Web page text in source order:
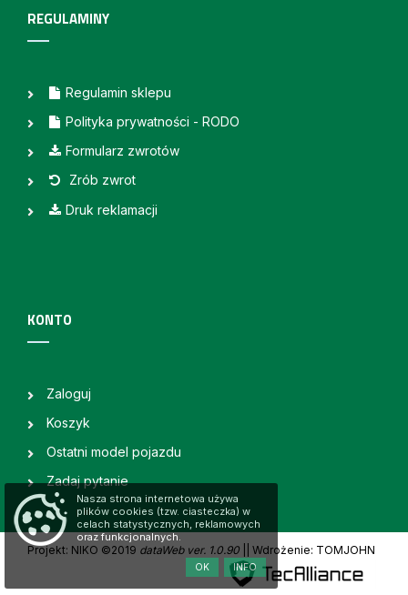
REGULAMINY
Regulamin sklepu
Polityka prywatności - RODO
Formularz zwrotów
Zrób zwrot
Druk reklamacji
KONTO
Zaloguj
Koszyk
Ostatni model pojazdu
Zadaj pytanie
Projekt: NIKO ©2019 dataWeb ver. 1.0.90 | Wdrożenie: TOMJOHN
Nasza strona internetowa używa
plików cookies (tzw. ciasteczka) w
celach statystycznych, reklamowych
oraz funkcjonalnych.
INFO
OK